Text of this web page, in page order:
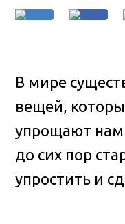
В мире
вещей,
упрощают
до сих пор
упростить и